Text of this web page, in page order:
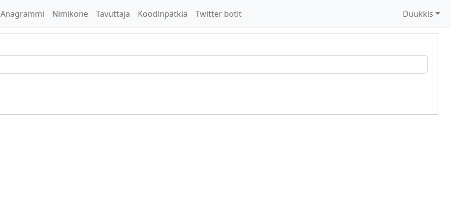
Anagrammi Nimikone Tavuttaja Koodinpätkiä Twitter botit Duukkis